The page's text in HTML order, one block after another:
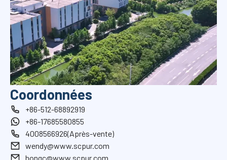
Coordonnées
+86-512-68892919
+86-17685580855
4008566926(Après-vente)
wendy@www.scpur.com
hongc@www.scpur.com